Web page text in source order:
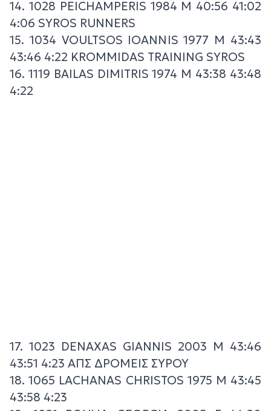
14. 1028 PEICHAMPERIS 1984 M 40:56 41:02
4:06 SYROS RUNNERS
15. 1034 VOULTSOS IOANNIS 1977 M 43:43
43:46 4:22 KROMMIDAS TRAINING SYROS
16. 1119 BAILAS DIMITRIS 1974 M 43:38 43:48
4:22
17. 1023 DENAXAS GIANNIS 2003 M 43:46
43:51 4:23 ΑΠΣ ΔΡΟΜΕΙΣ ΣΥΡΟΥ
18. 1065 LACHANAS CHRISTOS 1975 M 43:45
43:58 4:23